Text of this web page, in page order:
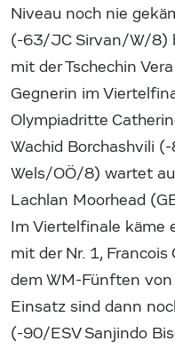
Niveau noch nie
(-63/JC Sirvan/W/8)
mit der Tschechin
Gegnerin im
Olympiadritte
Wachid Borchashvili
Wels/OÖ/8) wartet
Lachlan Moorhead
Im Viertelfinale käme
mit der Nr. 1,
dem WM-Fünften
Einsatz sind dann
(-90/ESV Sanjindo